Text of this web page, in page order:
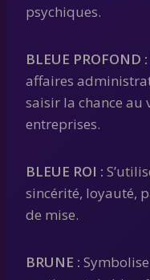
psychiques.
BLEUE PROFOND :
affaires
saisir la chance au
entreprises.
BLEUE ROI :
sincérité, loyauté,
de mise.
BRUNE :